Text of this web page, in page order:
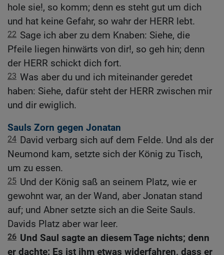
hole sie!, so komm; denn es steht gut um dich
und hat keine Gefahr, so wahr der HERR lebt.
22 Sage ich aber zu dem Knaben: Siehe, die
Pfeile liegen hinwärts von dir!, so geh hin; denn
der HERR schickt dich fort.
23 Was aber du und ich miteinander geredet
haben: Siehe, dafür steht der HERR zwischen mir
und dir ewiglich.
Sauls Zorn gegen Jonatan
24 David verbarg sich auf dem Felde. Und als der
Neumond kam, setzte sich der König zu Tisch,
um zu essen.
25 Und der König saß an seinem Platz, wie er
gewohnt war, an der Wand, aber Jonatan stand
auf; und Abner setzte sich an die Seite Sauls.
Davids Platz aber war leer.
26 Und Saul sagte an diesem Tage nichts; denn
er dachte: Es ist ihm etwas widerfahren, dass er